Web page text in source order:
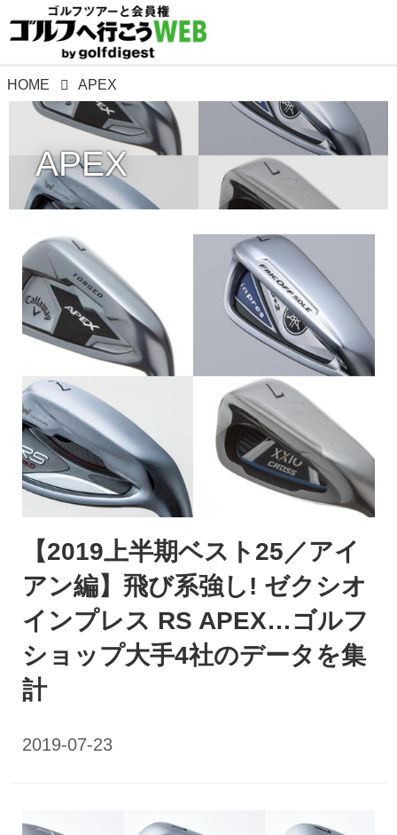
HOME APEX
APEX
【2019上半期ベスト25／アイ
アン編】飛び系強し! ゼクシオ
インプレス RS APEX…ゴルフ
ショップ大手4社のデータを集
計